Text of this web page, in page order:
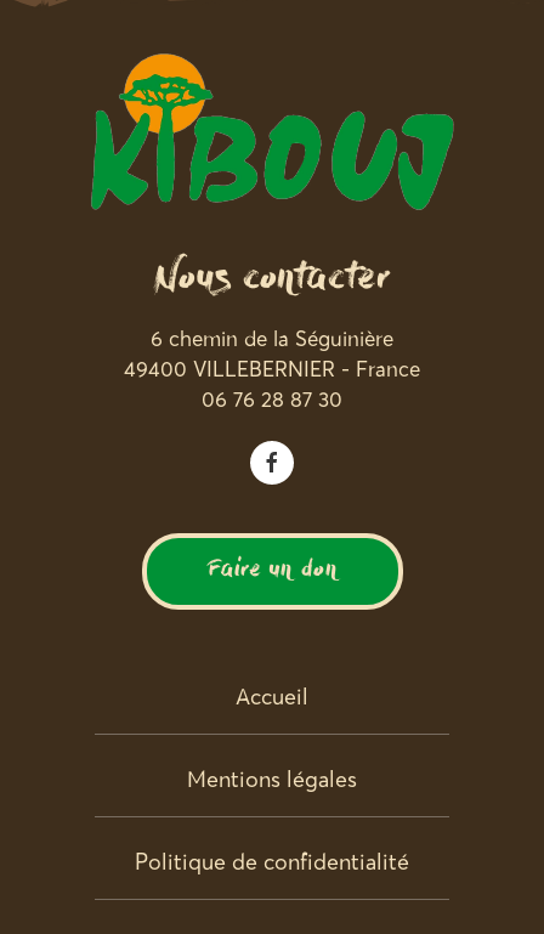
Nous contacter
6 chemin de la Séguinière
49400 VILLEBERNIER - France
06 76 28 87 30
Faire un don
Accueil
Mentions légales
Politique de confidentialité